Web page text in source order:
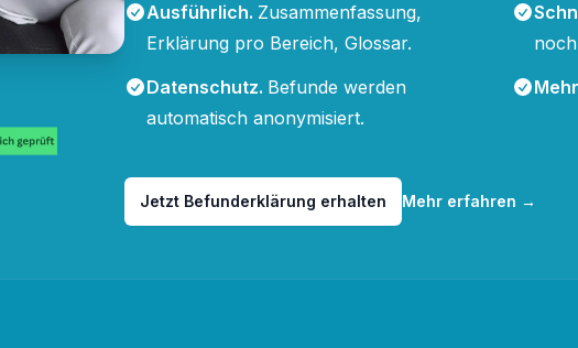
Ausführlich. Zusammenfassung,
Erklärung pro Bereich, Glossar.
Datenschutz. Befunde werden
automatisch anonymisiert.
Jetzt Befunderklärung erhalten Mehr erfahren →